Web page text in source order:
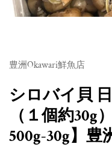
豊洲Okawari鮮魚店
シロバイ貝
（１個約30g
500g-30g】豊